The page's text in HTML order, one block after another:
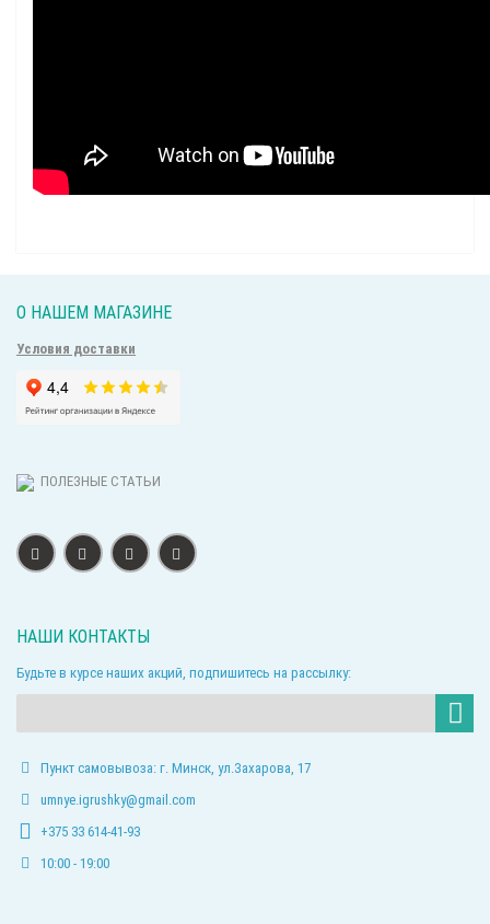
О НАШЕМ МАГАЗИНЕ
Условия доставки
ПОЛЕЗНЫЕ СТАТЬИ
НАШИ КОНТАКТЫ
Будьте в курсе наших акций, подпишитесь на рассылку:
Пункт самовывоза: г. Минск, ул.Захарова, 17
umnye.igrushky@gmail.com
+375 33 614-41-93
10:00 - 19:00